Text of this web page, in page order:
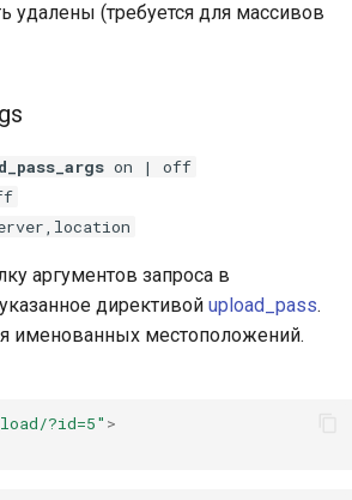
удалены (требуется для массивов
on | off
аргументов запроса в
директивой upload_pass.
именованных местоположений.
?id=5" >